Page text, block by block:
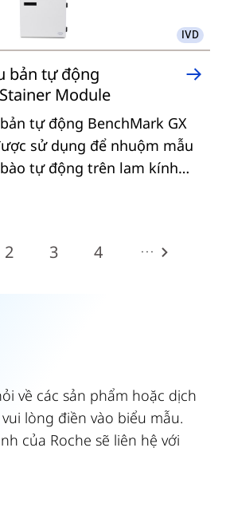
IVD
bản tự động
Module
tự động BenchMark GX
sử dụng để nhuộm mẫu
tự động trên lam kính
2 3
4
22 23
24
26 27
28
...
về các sản phẩm hoặc dịch
lòng điền vào biểu mẫu.
của Roche sẽ liên hệ với